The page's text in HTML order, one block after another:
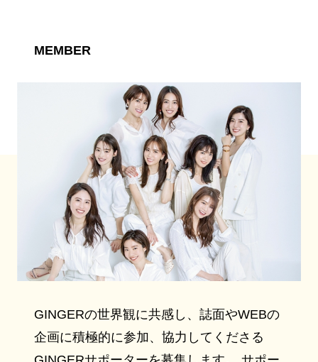
MEMBER
GINGERの世界観に共感し、誌面やWEBの
企画に積極的に参加、協力してくださる